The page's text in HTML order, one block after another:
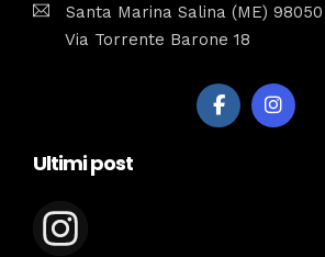
Santa Marina Salina (ME) 98050
Via Torrente Barone 18
Ultimi post